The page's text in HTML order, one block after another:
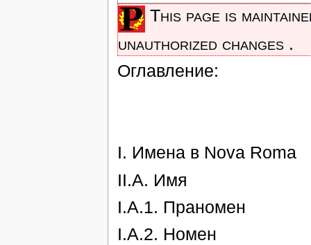
This page is
unauthorized changes .
Оглавление:
I. Имена в Nova Roma
II.А. Имя
I.А.1. Праномен
I.А.2. Номен